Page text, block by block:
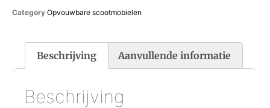
Category Opvouwbare scootmobielen
Beschrijving Aanvullende informatie
Beschrijving